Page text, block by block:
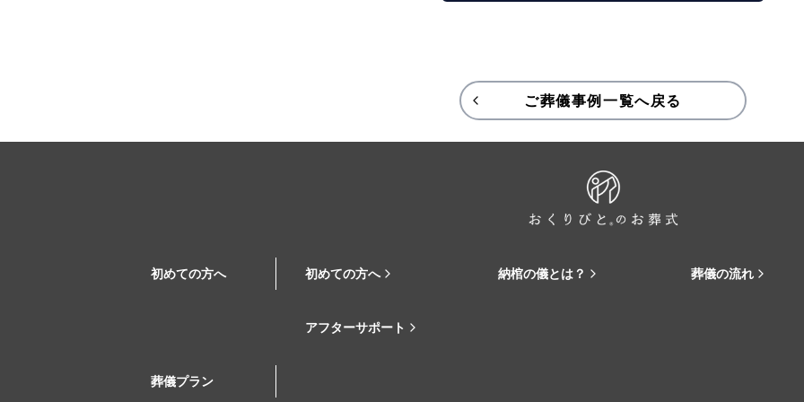
ご葬儀事例一覧へ戻る
初めての方へ 初めての方へ 納棺の儀とは？ 葬儀の流れ
アフターサポート
葬儀プラン